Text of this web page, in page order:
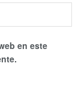
en este